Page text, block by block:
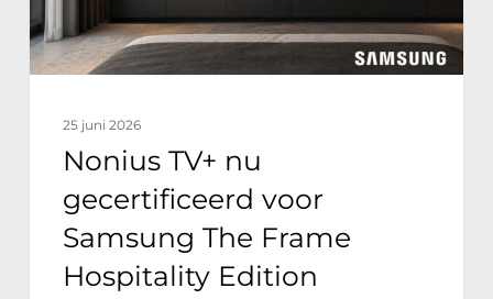
Frame
Hospitality
25 juni 2026
Nonius TV+ nu
gecertificeerd voor
Samsung The Frame
Hospitality Edition